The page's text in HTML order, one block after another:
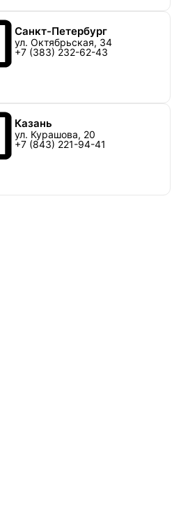
Санкт-Петербург
ул. Октябрьская, 34
+7 (383) 232-62-43
Казань
ул. Курашова, 20
+7 (843) 221-94-41